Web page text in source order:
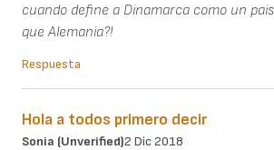
cuando define a Dinamarca como un
que Alemania?!
Respuesta
Hola a todos primero decir
Sonia (unverified)2 Dic 2018